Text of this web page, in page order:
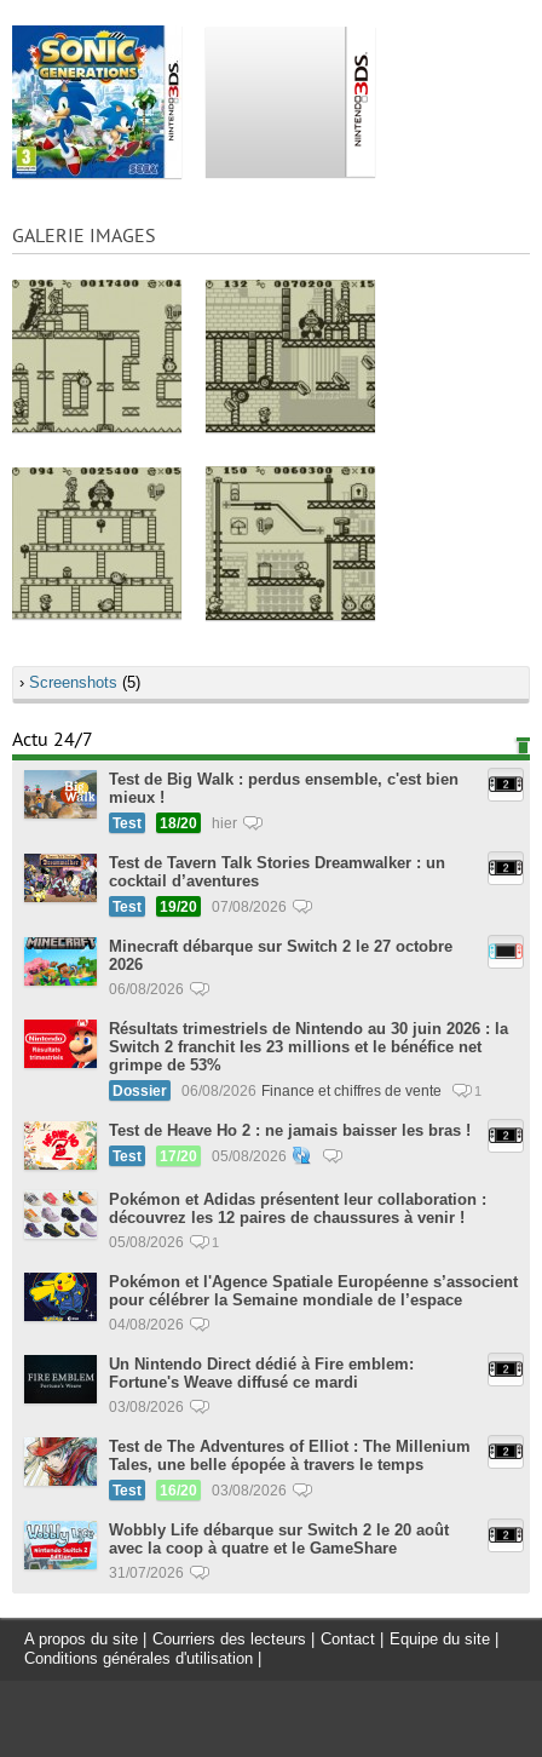
GALERIE IMAGES
› Screenshots (5)
Actu 24/7
Test de Big Walk : perdus ensemble, c'est bien
mieux !
Test 18/20 hier
Test de Tavern Talk Stories Dreamwalker : un
cocktail d’aventures
Test 19/20 07/08/2026
Minecraft débarque sur Switch 2 le 27 octobre
2026
06/08/2026
Résultats trimestriels de Nintendo au 30 juin 2026 : la
Switch 2 franchit les 23 millions et le bénéfice net
grimpe de 53%
Dossier 06/08/2026 Finance et chiffres de vente 1
Test de Heave Ho 2 : ne jamais baisser les bras !
Test 17/20 05/08/2026
Pokémon et Adidas présentent leur collaboration :
découvrez les 12 paires de chaussures à venir !
05/08/2026 1
Pokémon et l'Agence Spatiale Européenne s’associent
pour célébrer la Semaine mondiale de l’espace
04/08/2026
Un Nintendo Direct dédié à Fire emblem:
Fortune's Weave diffusé ce mardi
03/08/2026
Test de The Adventures of Elliot : The Millenium
Tales, une belle épopée à travers le temps
Test 16/20 03/08/2026
Wobbly Life débarque sur Switch 2 le 20 août
avec la coop à quatre et le GameShare
31/07/2026
A propos du site Courriers des lecteurs Contact Equipe du site
Conditions générales d'utilisation